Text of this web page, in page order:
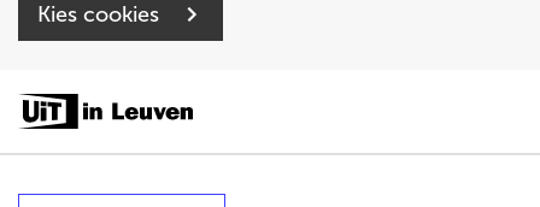
Kies cookies
en